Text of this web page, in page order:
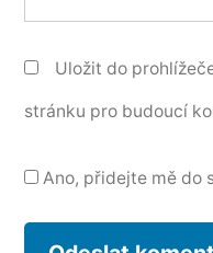
Uložit do
stránku pro budoucí
Ano, přidejte mě do